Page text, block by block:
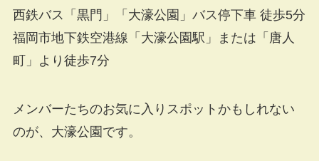
西鉄バス「黒門」「大濠公園」バス停下車 徒歩5分
福岡市地下鉄空港線「大濠公園駅」または「唐人
町」より徒歩7分
メンバーたちのお気に入りスポットかもしれない
のが、大濠公園です。